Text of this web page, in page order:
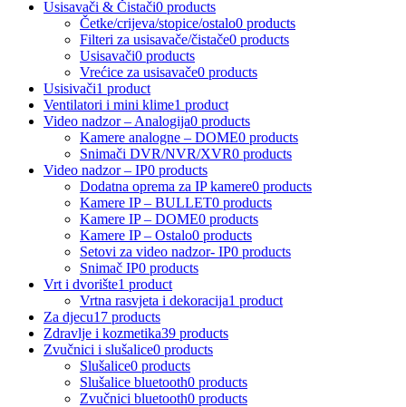
Usisavači & Čistači0 products
Četke/crijeva/stopice/ostalo0 products
Filteri za usisavače/čistače0 products
Usisavači0 products
Vrećice za usisavače0 products
Usisivači1 product
Ventilatori i mini klime1 product
Video nadzor – Analogija0 products
Kamere analogne – DOME0 products
Snimači DVR/NVR/XVR0 products
Video nadzor – IP0 products
Dodatna oprema za IP kamere0 products
Kamere IP – BULLET0 products
Kamere IP – DOME0 products
Kamere IP – Ostalo0 products
Setovi za video nadzor- IP0 products
Snimač IP0 products
Vrt i dvorište1 product
Vrtna rasvjeta i dekoracija1 product
Za djecu17 products
Zdravlje i kozmetika39 products
Zvučnici i slušalice0 products
Slušalice0 products
Slušalice bluetooth0 products
Zvučnici bluetooth0 products